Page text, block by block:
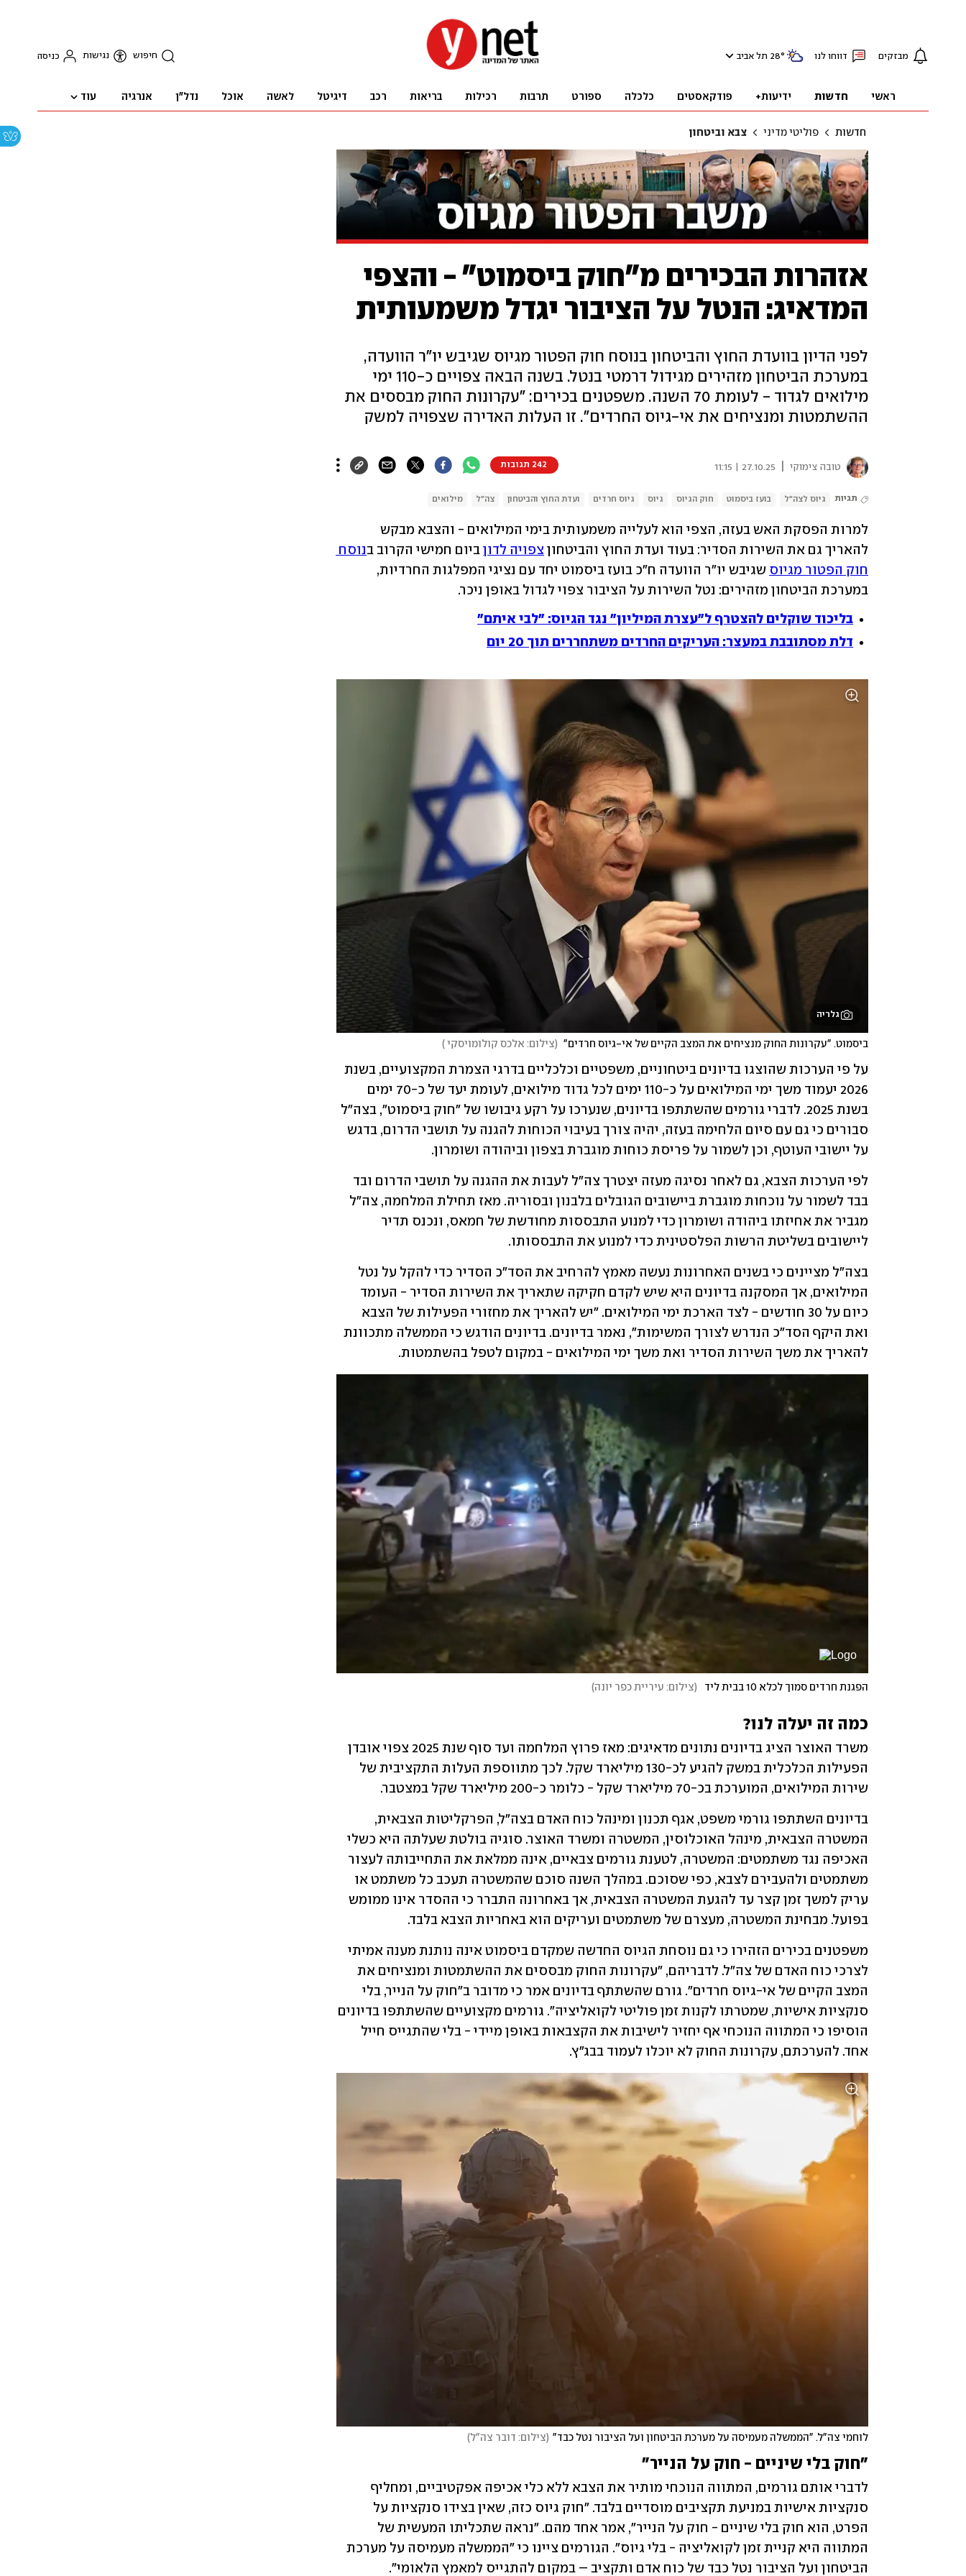
מבזקים דווחו לנו 28° תל אביב חיפוש נגישות כניסה
ראשי חדשות ידיעות+ פודקאסטים כלכלה ספורט תרבות רכילות בריאות רכב דיגיטל לאשה אוכל נדל"ן אנרגיה עוד
חדשות פוליטי מדיני צבא וביטחון
אזהרות הבכירים מ"חוק ביסמוט" - והצפי
המדאיג: הנטל על הציבור יגדל משמעותית
לפני הדיון בוועדת החוץ והביטחון בנוסח חוק הפטור מגיוס שגיבש יו"ר הוועדה,
במערכת הביטחון מזהירים מגידול דרמטי בנטל. בשנה הבאה צפויים כ-110 ימי
מילואים לגדוד - לעומת 70 השנה. משפטנים בכירים: "עקרונות החוק מבססים את
ההשתמטות ומנציחים את אי-גיוס החרדים". זו העלות האדירה שצפויה למשק
טובה צימוקי 27.10.25 | 11:15 242 תגובות
תגיות גיוס לצה"ל בועז ביסמוט חוק הגיוס גיוס גיוס חרדים ועדת החוץ והביטחון צה"ל מילואים
להאריך גם את השירות הסדיר: בעוד ועדת החוץ והביטחון צפויה לדון ביום חמישי הקרוב ב
חוק הפטור מגיוס
במערכת הביטחון מזהירים: נטל השירות על הציבור צפוי לגדול באופן ניכר.
בליכוד שוקלים להצטרף ל"עצרת המיליון" נגד הגיוס: "לבי איתם"
דלת מסתובבת במעצר: העריקים החרדים משתחררים תוך 20 יום
גלריה
ביסמוט. "עקרונות החוק מנציחים את המצב הקיים של אי-גיוס חרדים" (צילום: אלכס קולומויסקי )
על יישובי העוטף, וכן לשמור על פריסת כוחות מוגברת בצפון וביהודה ושומרון.
ליישובים בשליטת הרשות הפלסטינית כדי למנוע את התבססותו.
להאריך את משך השירות הסדיר ואת משך ימי המילואים - במקום לטפל בהשתמטות.
הפגנת חרדים סמוך לכלא 10 בבית ליד (צילום: עיריית כפר יונה)
כמה זה יעלה לנו?
שירות המילואים, המוערכת בכ-70 מיליארד שקל - כלומר כ-200 מיליארד שקל במצטבר.
בפועל. מבחינת המשטרה, מעצרם של משתמטים ועריקים הוא באחריות הצבא בלבד.
אחד. להערכתם, עקרונות החוק לא יוכלו לעמוד בבג"ץ.
לוחמי צה"ל. "הממשלה מעמיסה על מערכת הביטחון ועל הציבור נטל כבד" (צילום: דובר צה"ל)
"חוק בלי שיניים - חוק על הנייר"
הביטחון ועל הציבור נטל כבד של כוח אדם ותקציב – במקום להתגייס למאמץ הלאומי".